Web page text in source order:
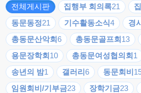
전체게시판 집행부 회의록21
동문동정21 기수활동소식4 경
총동문산악회6 총동문골프회 13
용문장학회 10 총동문여성협의회 1
송년의 밤1 갤러리 6 동문회비
임원회비/기부금23 장학기금23